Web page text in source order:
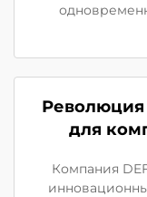
Революция
для
Компания